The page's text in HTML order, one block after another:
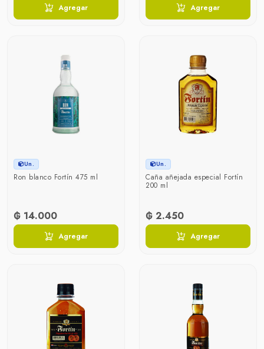
Agregar Agregar
Un.
Ron blanco Fortín 475 ml
₲ 14.000
Agregar
Un.
Caña añejada especial Fortín
200 ml
₲ 2.450
Agregar